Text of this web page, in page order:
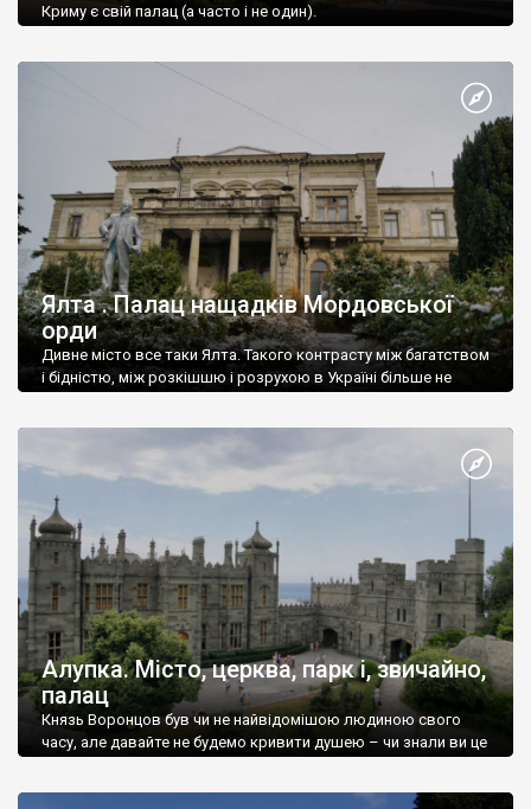
Криму є свій палац (а часто і не один).
Ялта . Палац нащадків Мордовської
орди
Дивне місто все таки Ялта. Такого контрасту між багатством
і бідністю, між розкішшю і розрухою в Україні більше не
Алупка. Місто, церква, парк і, звичайно,
палац
Князь Воронцов був чи не найвідомішою людиною свого
часу, але давайте не будемо кривити душею – чи знали ви це